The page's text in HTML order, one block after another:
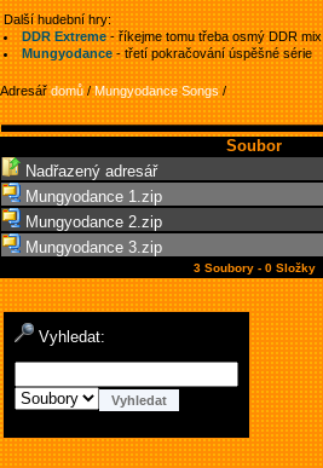
Další hudební hry:
DDR Extreme- říkejme tomu třeba osmý DDR mix
Mungyodance- třetí pokračování úspěšné série
Adresářdomů/Mungyodance Songs/
Soubor
Nadřazený adresář
Mungyodance 1.zip
Mungyodance 2.zip
Mungyodance 3.zip
3 Soubory - 0 Složky
Vyhledat: